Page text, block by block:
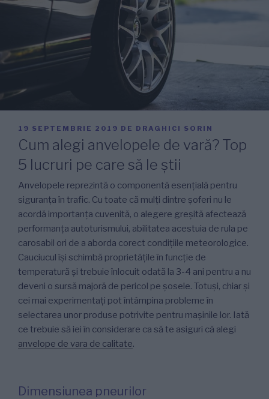
PUBLICAT
PE
19 SEPTEMBRIE 2019 DE DRAGHICI SORIN
Cum alegi anvelopele de vară? Top
5 lucruri pe care să le știi
Anvelopele reprezintă o componentă esențială pentru
siguranța în trafic. Cu toate că mulți dintre șoferi nu le
acordă importanța cuvenită, o alegere greșită afectează
performanța autoturismului, abilitatea acestuia de rula pe
carosabil ori de a aborda corect condițiile meteorologice.
Cauciucul își schimbă proprietățile în funcție de
temperatură și trebuie înlocuit odată la 3-4 ani pentru a nu
deveni o sursă majoră de pericol pe șosele. Totuși, chiar și
cei mai experimentați pot întâmpina probleme în
selectarea unor produse potrivite pentru mașinile lor. Iată
ce trebuie să iei în considerare ca să te asiguri că alegi
anvelope de vara de calitate.
Dimensiunea pneurilor